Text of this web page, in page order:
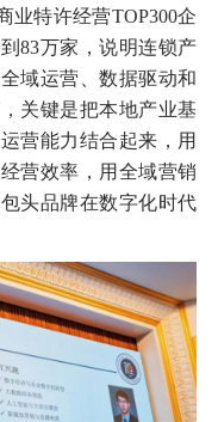
业特许经营TOP300企
83万家，说明连锁产
域运营、数据驱动和
关键是把本地产业基
营能力结合起来，用
营效率，用全域营销
头品牌在数字化时代